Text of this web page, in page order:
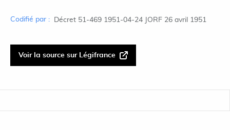
Codifié par : Décret 51-469 1951-04-24 JORF 26 avril 1951
Voir la source sur Légifrance